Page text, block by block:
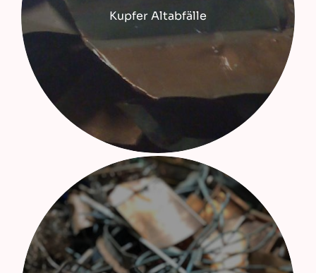
Kupfer Altabfälle